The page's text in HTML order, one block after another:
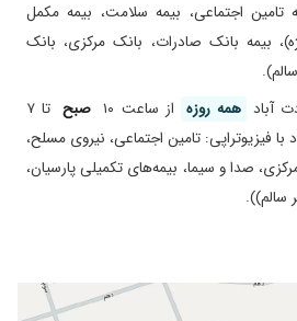
و صبور ۱۴۰۴/۰۵/۱۲
توصیه های ایشان برطرف شده
رفتگی دستها
سپس رفتیم تهران . پیش بهترین
ترین تشخیص چیزی که پزشکها
تشخیصی بود که ایشون داده بود
۱۴۰۵/۰۲/۱۱
مدار، دلسوز و کاربلد هستند
خوش اخلاق و مهربان وبی نهایت
اجتماعی، بیمه سلامت، بیمه مکمل
بیمه بانک صادرات، بانک مرکزی، بانک
آباد همه روزه از ساعت ۱۰ صبح تا ۷
با فیزیوتراپی: تامین اجتماعی، نیروی مسلح،
صدا و سیما، بیمه‌های تکمیلی پارسیان،
سالم)).